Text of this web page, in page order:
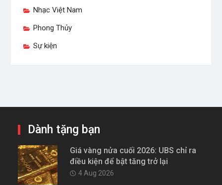
Nhạc Việt Nam
Phong Thủy
Sự kiện
Dành tặng bạn
Giá vàng nửa cuối 2026: UBS chỉ ra
điều kiện để bật tăng trở lại
4 Aug 2026